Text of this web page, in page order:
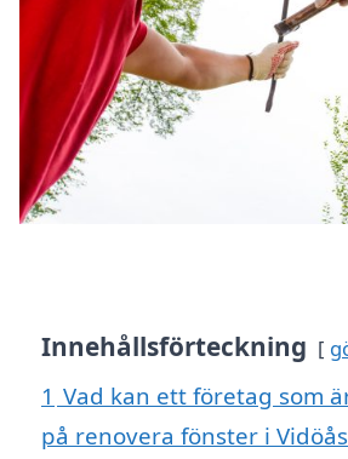
Innehållsförteckning
1 Vad kan ett företag som
på renovera fönster i